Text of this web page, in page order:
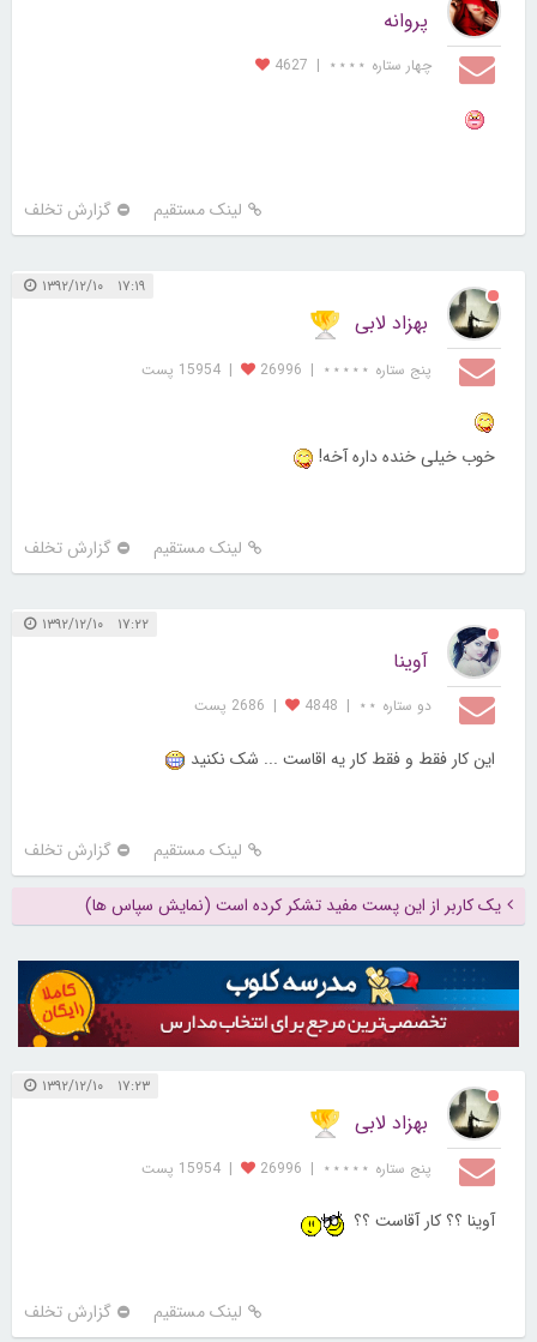
پروانه
چهار ستاره ⋆⋆⋆⋆ |
4627
لینک مستقیم گزارش تخلف
۱۷:۱۹ ۱۳۹۲/۱۲/۱۰
بهزاد لابی
پنج ستاره ⋆⋆⋆⋆⋆ |
26996
| 15954 پست
خوب خیلی خنده داره آخه!
لینک مستقیم گزارش تخلف
۱۷:۲۲ ۱۳۹۲/۱۲/۱۰
آوینا
دو ستاره ⋆⋆ |
4848
| 2686 پست
این کار فقط و فقط کار یه اقاست ... شک نکنید
لینک مستقیم گزارش تخلف
یک کاربر از این پست مفید تشکر کرده است (نمایش سپاس ها)
۱۷:۲۳ ۱۳۹۲/۱۲/۱۰
بهزاد لابی
پنج ستاره ⋆⋆⋆⋆⋆ |
26996
| 15954 پست
آوینا ؟؟ کار آقاست ؟؟
لینک مستقیم گزارش تخلف